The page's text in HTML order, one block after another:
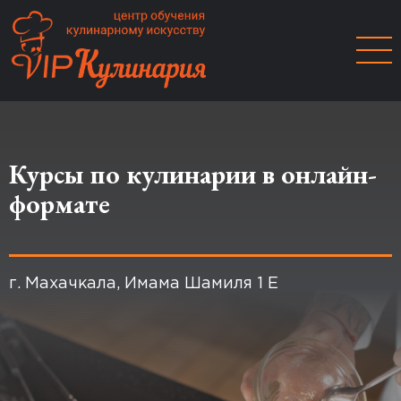
Сертифицированный центр
кулинарного искусства VIP
кулинаров Дагестана и многократным
победителем международных конкурсов.
Курсы по кулинарии в онлайн-
формате
г. Махачкала, Имама Шамиля 1 Е